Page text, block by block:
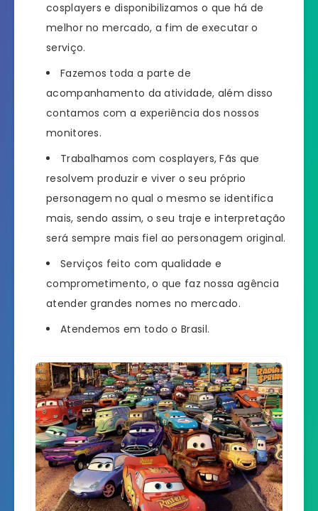
cosplayers e disponibilizamos o que há de
melhor no mercado, a fim de executar o
serviço.
Fazemos toda a parte de
acompanhamento da atividade, além disso
contamos com a experiência dos nossos
monitores.
Trabalhamos com cosplayers, Fãs que
resolvem produzir e viver o seu próprio
personagem no qual o mesmo se identifica
mais, sendo assim, o seu traje e interpretação
será sempre mais fiel ao personagem original.
Serviços feito com qualidade e
comprometimento, o que faz nossa agência
atender grandes nomes no mercado.
Atendemos em todo o Brasil.